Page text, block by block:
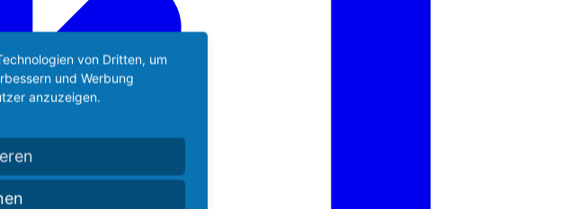
von Dritten, um
und Werbung
anzuzeigen.